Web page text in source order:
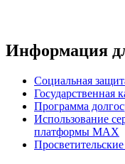
Информация
Социальная
Государственная
Программа
Использование
платформы MAX